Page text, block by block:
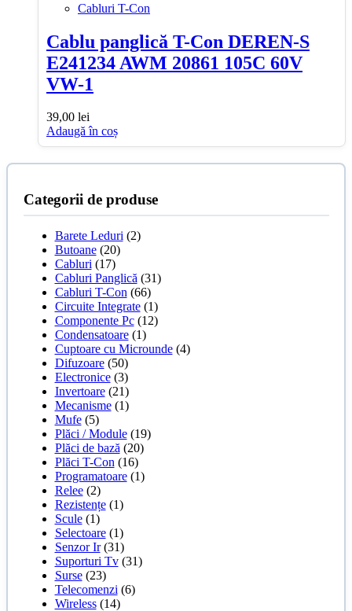
Cabluri T-Con
Cablu panglică T-Con DEREN-S
E241234 AWM 20861 105C 60V
VW-1
39,00 lei
Adaugă în coș
Categorii de produse
Barete Leduri (2)
Butoane (20)
Cabluri (17)
Cabluri Panglică (31)
Cabluri T-Con (66)
Circuite Integrate (1)
Componente Pc (12)
Condensatoare (1)
Cuptoare cu Microunde (4)
Difuzoare (50)
Electronice (3)
Invertoare (21)
Mecanisme (1)
Mufe (5)
Plăci / Module (19)
Plăci de bază (20)
Plăci T-Con (16)
Programatoare (1)
Relee (2)
Rezistențe (1)
Scule (1)
Selectoare (1)
Senzor Ir (31)
Suporturi Tv (31)
Surse (23)
Telecomenzi (6)
Wireless (14)